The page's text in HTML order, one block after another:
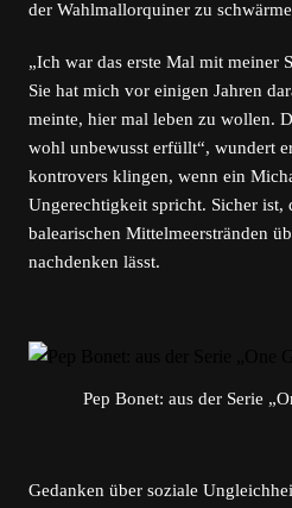
der Wahlmallorquiner zu
„Ich war das erste Mal mit meiner
Sie hat mich vor einigen Jahren
meinte, hier mal leben zu wollen.
wohl unbewusst erfüllt“, wundert
kontrovers klingen, wenn ein
Ungerechtigkeit spricht. Sicher ist,
balearischen Mittelmeerstränden
nachdenken lässt.
Pep Bonet: aus der Serie
Gedanken über soziale